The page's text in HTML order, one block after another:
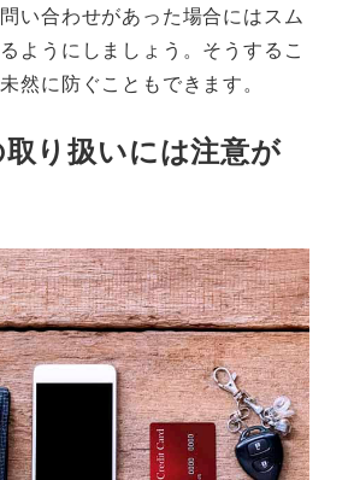
い合わせがあった場合にはスム
ようにしましょう。そうするこ
然に防ぐこともできます。
り扱いには注意が